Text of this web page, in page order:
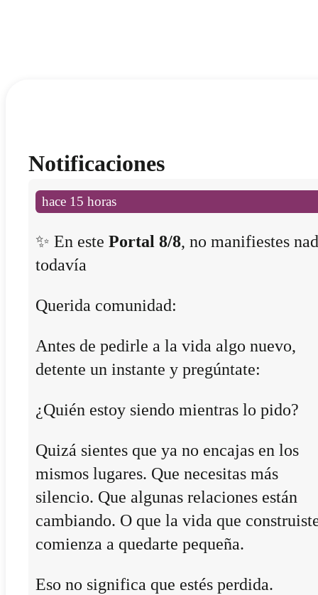
Notificaciones
hace 15 horas
✨ En este Portal 8/8, no manifiestes
todavía
Querida comunidad:
Antes de pedirle a la vida algo nuevo,
detente un instante y pregúntate:
¿Quién estoy siendo mientras lo pido?
Quizá sientes que ya no encajas en los
mismos lugares. Que necesitas más
silencio. Que algunas relaciones están
cambiando. O que la vida que
comienza a quedarte pequeña.
Eso no significa que estés perdida.